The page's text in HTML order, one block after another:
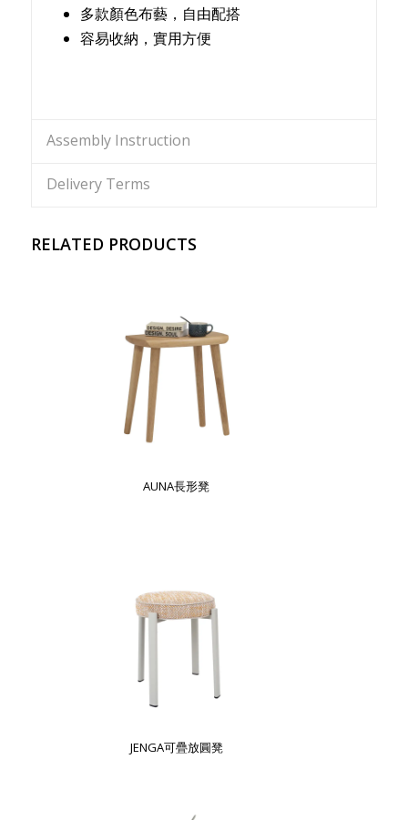
多款顏色布藝，自由配搭
容易收納，實用方便
Assembly Instruction
Delivery Terms
RELATED PRODUCTS
AUNA長形凳
JENGA可疊放圓凳